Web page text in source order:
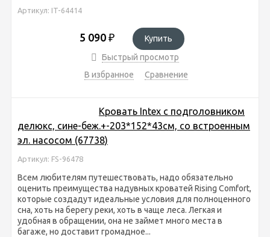
Артикул: IT-64414
5 090 ₽
Купить
Быстрый просмотр
В избранное
Сравнение
Кровать Intex с подголовником
делюкс, сине-беж.+-203*152*43см, со встроенным
эл. насосом (67738)
Артикул: FS-96478
Всем любителям путешествовать, надо обязательно
оценить преимущества надувных кроватей Rising Comfort,
которые создадут идеальные условия для полноценного
сна, хоть на берегу реки, хоть в чаще леса. Легкая и
удобная в обращении, она не займет много места в
багаже, но доставит громадное...